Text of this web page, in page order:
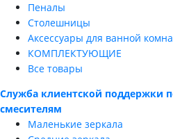
Пеналы
Столешницы
Аксессуары для ванной
КОМПЛЕКТУЮЩИЕ
Все товары
Служба клиентской поддержки
смесителям
Маленькие зеркала